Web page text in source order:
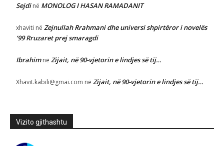
Sejdinë MONOLOG I HASAN RAMADANIT
xhaviti në Zejnullah Rrahmani dhe universi shpirtëror i novelës
‘99 Rruzaret prej smaragdi
Ibrahimnë Zijait, në 90-vjetorin e lindjes së tij…
Xhavit.kabili@gmai.com në Zijait, në 90-vjetorin e lindjes së tij…
Vizito gjithashtu